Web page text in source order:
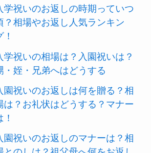
学祝いのお返しの時期っていつ
？相場やお返し人気ランキン
！
学祝いの相場は？入園祝いは？
・姪・兄弟へはどうする
園祝いのお返しは何を贈る？相
は？お礼状はどうする？マナー
！
園祝いのお返しのマナーは？相